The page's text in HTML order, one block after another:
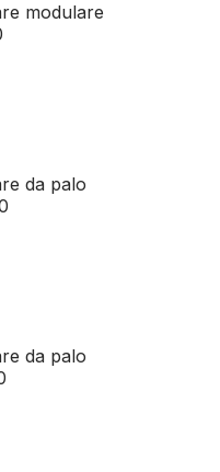
modulare
da palo
da palo